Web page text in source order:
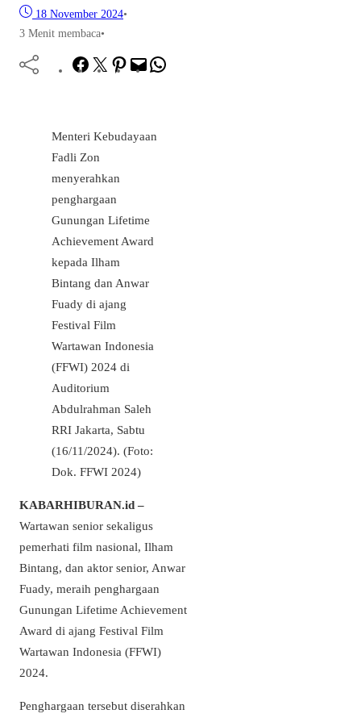
18 November 2024•
3 Menit membaca•
Facebook
TwitterPinterest
Mail
Menteri Kebudayaan
Fadli Zon
menyerahkan
penghargaan
Gunungan Lifetime
Achievement Award
kepada Ilham
Bintang dan Anwar
Fuady di ajang
Festival Film
Wartawan Indonesia
(FFWI) 2024 di
Auditorium
Abdulrahman Saleh
RRI Jakarta, Sabtu
(16/11/2024). (Foto:
Dok. FFWI 2024)
KABARHIBURAN.id –
Wartawan senior sekaligus
pemerhati film nasional, Ilham
Bintang, dan aktor senior, Anwar
Fuady, meraih penghargaan
Gunungan Lifetime Achievement
Award di ajang Festival Film
Wartawan Indonesia (FFWI)
2024.
Penghargaan tersebut diserahkan